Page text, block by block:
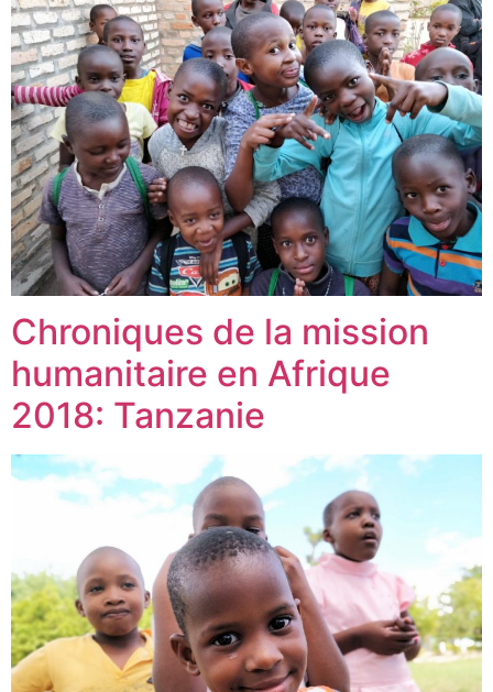
Chroniques de la mission
humanitaire en Afrique
2018: Tanzanie